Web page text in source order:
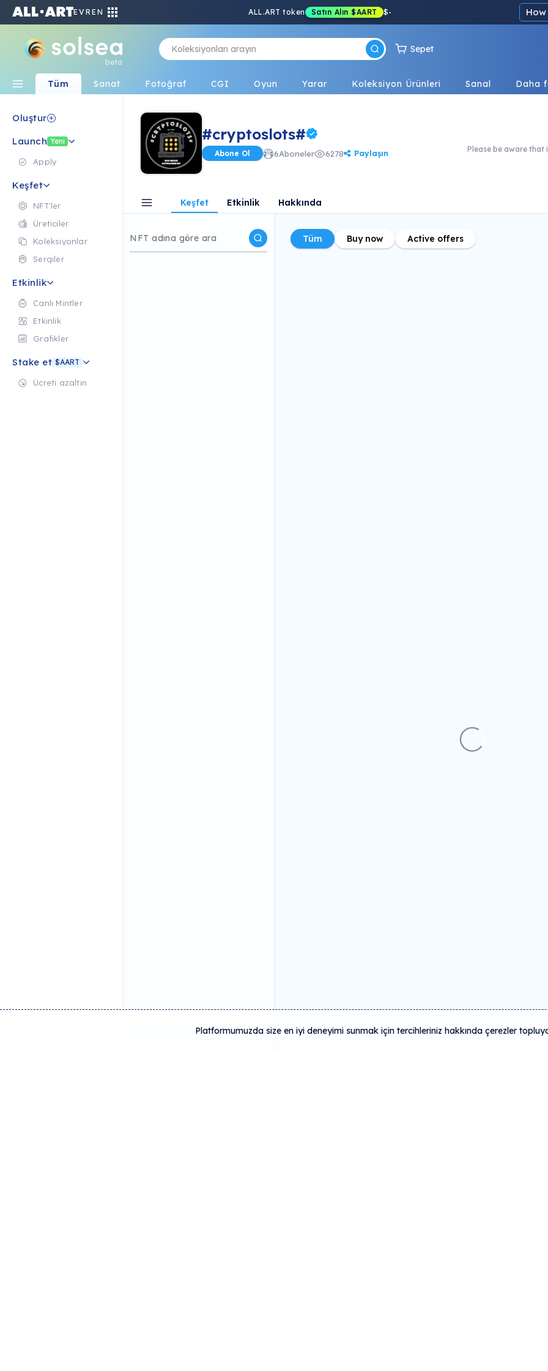
EVREN ALL.ART token Satın Alın $AART $-
beta
Sepet
Tüm Sanat Fotoğraf CGI Oyun Yarar Koleksiyon Ürünleri Sanal Daha
Oluştur
Launch Yeni
Apply
Keşfet
NFT'ler
Üreticiler
Koleksiyonlar
Sergiler
Etkinlik
Canlı Mintler
Etkinlik
Grafikler
Stake et $AART
Ücreti azaltın
#cryptoslots#
Abone Ol 6Aboneler 6278 Paylaşın Please be aware that
Keşfet Etkinlik Hakkında
Tüm Buy now Active offers
Platformumuzda size en iyi deneyimi sunmak için tercihleriniz hakkında çerezler